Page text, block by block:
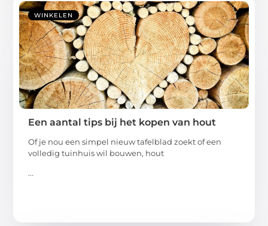
WINKELEN
Een aantal tips bij het kopen van hout
Of je nou een simpel nieuw tafelblad zoekt of een
volledig tuinhuis wil bouwen, hout
...